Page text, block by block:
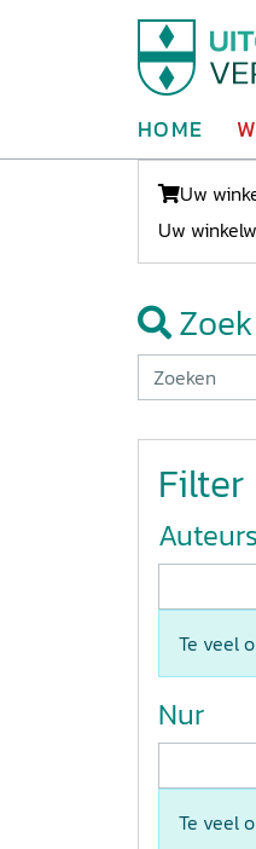
HOME
Uw
Uw
Filter
Auteurs
Te veel
Nur
Te veel